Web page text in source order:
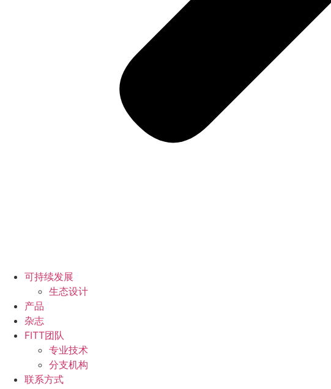
可持续发展
生态设计
产品
杂志
FITT团队
专业技术
分支机构
联系方式